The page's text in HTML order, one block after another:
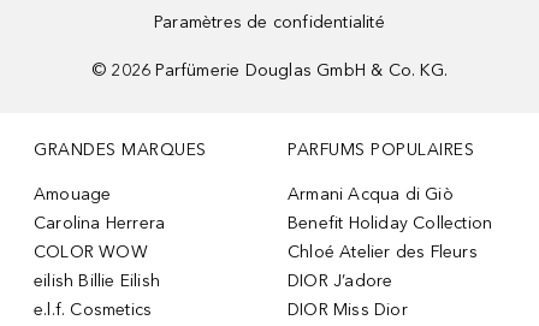
Paramètres de confidentialité
© 2026 Parfümerie Douglas GmbH & Co. KG.
GRANDES MARQUES
Amouage
Carolina Herrera
COLOR WOW
eilish Billie Eilish
e.l.f. Cosmetics
PARFUMS POPULAIRES
Armani Acqua di Giò
Benefit Holiday Collection
Chloé Atelier des Fleurs
DIOR J’adore
DIOR Miss Dior